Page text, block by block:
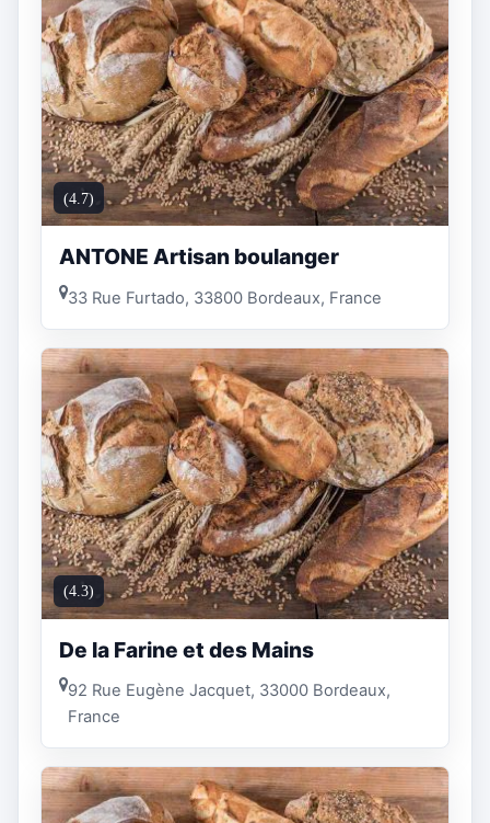
(4.7)
ANTONE Artisan boulanger
33 Rue Furtado, 33800 Bordeaux, France
(4.3)
De la Farine et des Mains
92 Rue Eugène Jacquet, 33000 Bordeaux,
France